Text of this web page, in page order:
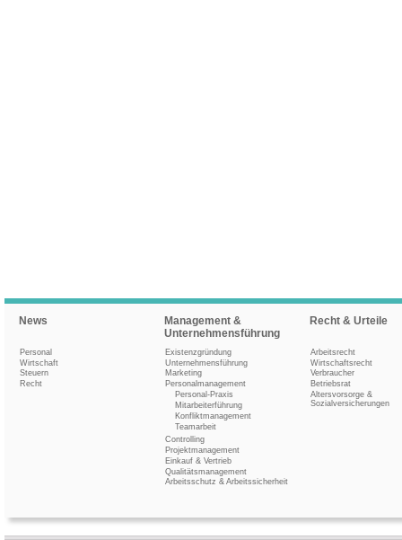
News
Personal
Wirtschaft
Steuern
Recht
Management &
Unternehmensführung
Existenzgründung
Unternehmensführung
Marketing
Personalmanagement
Personal-Praxis
Mitarbeiterführung
Konfliktmanagement
Teamarbeit
Controlling
Projektmanagement
Einkauf & Vertrieb
Qualitätsmanagement
Arbeitsschutz & Arbeitssicherheit
Recht & Urteile
Arbeitsrecht
Wirtschaftsrecht
Verbraucher
Betriebsrat
Altersvorsorge &
Sozialversicherungen